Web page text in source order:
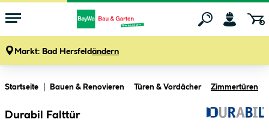
Markt: Bad Hersfeldändern
Startseite Bauen & Renovieren Türen & Vordächer Zimmertüren
Durabil Falttür